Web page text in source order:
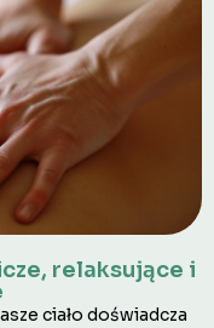
relaksujące i
ciało doświadcza